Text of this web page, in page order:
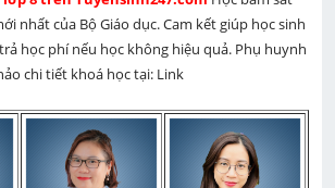
nhất của Bộ Giáo dục. Cam kết giúp học sinh
học phí nếu học không hiệu quả. Phụ huynh
chi tiết khoá học tại: Link